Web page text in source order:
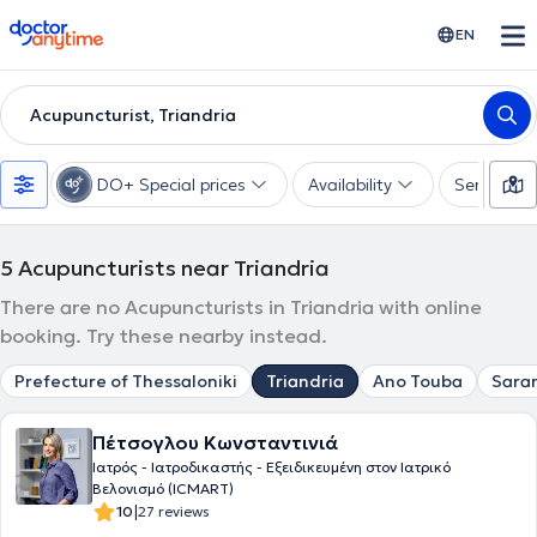
doctoranytime EN
Acupuncturist, Triandria
DO+ Special prices Availability Services
5 Acupuncturists near Triandria
There are no Acupuncturists in Triandria with online
booking. Try these nearby instead.
Prefecture of Thessaloniki Triandria Ano Touba
Πέτσογλου Κωνσταντινιά
Ιατρός - Ιατροδικαστής - Εξειδικευμένη στον Ιατρικό
Βελονισμό (ICMART)
10|27 reviews